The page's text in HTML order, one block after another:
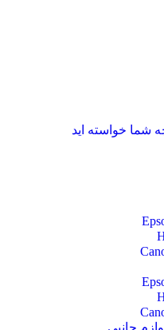
شما خواسته اید
جانبی